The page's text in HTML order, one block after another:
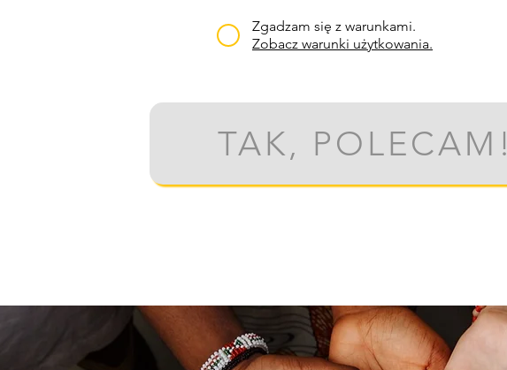
Zgadzam się z warunkami.
Zobacz warunki użytkowania.
TAK, POLECAM!